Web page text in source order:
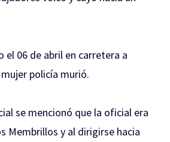
el 06 de abril en carretera a
policía murió.
se mencionó que la oficial era
Membrillos y al dirigirse hacia